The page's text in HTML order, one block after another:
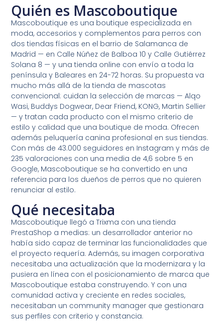
Quién es Mascoboutique
Mascoboutique es una boutique especializada en
moda, accesorios y complementos para perros con
dos tiendas físicas en el barrio de Salamanca de
Madrid — en Calle Núñez de Balboa 10 y Calle Gutiérrez
Solana 8 — y una tienda online con envío a toda la
península y Baleares en 24-72 horas. Su propuesta va
mucho más allá de la tienda de mascotas
convencional: cuidan la selección de marcas — Alqo
Wasi, Buddys Dogwear, Dear Friend, KONG, Martin Sellier
— y tratan cada producto con el mismo criterio de
estilo y calidad que una boutique de moda. Ofrecen
además peluquería canina profesional en sus tiendas.
Con más de 43.000 seguidores en Instagram y más de
235 valoraciones con una media de 4,6 sobre 5 en
Google, Mascoboutique se ha convertido en una
referencia para los dueños de perros que no quieren
renunciar al estilo.
Qué necesitaba
Mascoboutique llegó a Trixma con una tienda
PrestaShop a medias: un desarrollador anterior no
había sido capaz de terminar las funcionalidades que
el proyecto requería. Además, su imagen corporativa
necesitaba una actualización que la modernizara y la
pusiera en línea con el posicionamiento de marca que
Mascoboutique estaba construyendo. Y con una
comunidad activa y creciente en redes sociales,
necesitaban un community manager que gestionara
sus perfiles con criterio y constancia.